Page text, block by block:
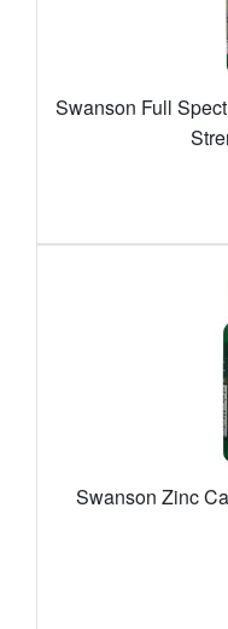
Swanson Full
Swanson Zinc